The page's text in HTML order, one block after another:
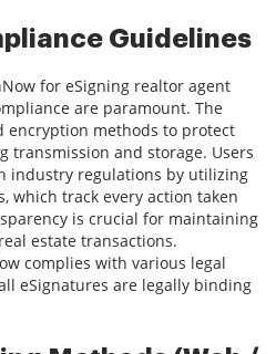
Guidelines
for eSigning realtor agent
are paramount. The
encryption methods to protect
transmission and storage. Users
industry regulations by utilizing
which track every action taken
is crucial for maintaining
estate transactions.
complies with various legal
eSignatures are legally binding